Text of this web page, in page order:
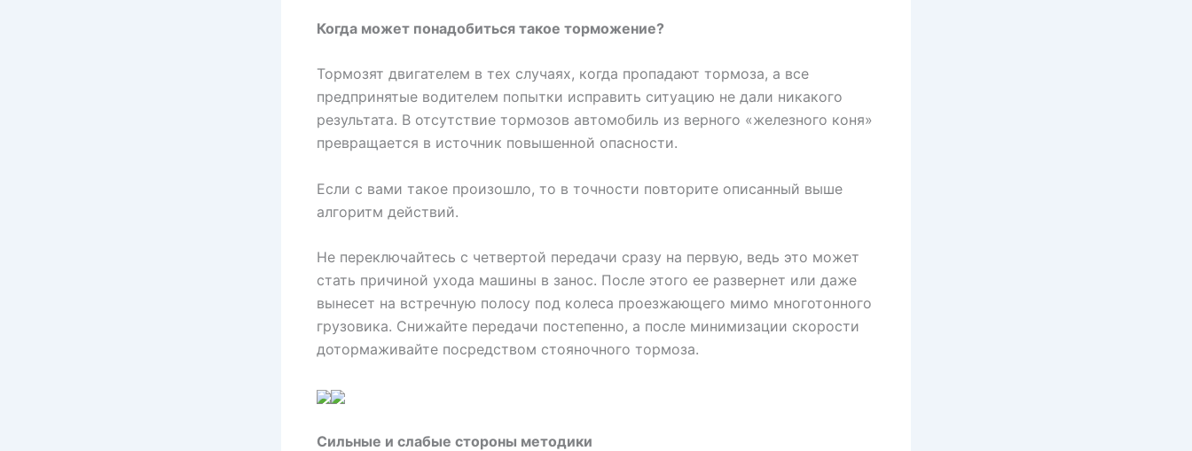
Когда может понадобиться такое торможение?
Тормозят двигателем в тех случаях, когда пропадают тормоза, а все
предпринятые водителем попытки исправить ситуацию не дали никакого
результата. В отсутствие тормозов автомобиль из верного «железного коня»
превращается в источник повышенной опасности.
Если с вами такое произошло, то в точности повторите описанный выше
алгоритм действий.
Не переключайтесь с четвертой передачи сразу на первую, ведь это может
стать причиной ухода машины в занос. После этого ее развернет или даже
вынесет на встречную полосу под колеса проезжающего мимо многотонного
грузовика. Снижайте передачи постепенно, а после минимизации скорости
дотормаживайте посредством стояночного тормоза.
Сильные и слабые стороны методики